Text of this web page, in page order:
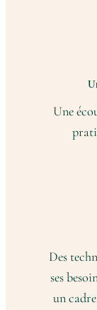
Une
Des
ses
un